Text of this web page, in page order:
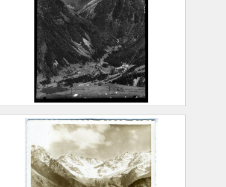
LUMIERE, Antoine
CE2020.1.254
Vue du Grand Rocher : Fond
de France et le Vallon de
Combe Madame
FEUGIER, Albert Marius